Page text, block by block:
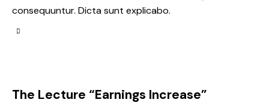
consequuntur. Dicta sunt explicabo.
The Lecture “Earnings Increase”